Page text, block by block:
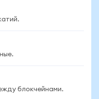
блокчейнами.